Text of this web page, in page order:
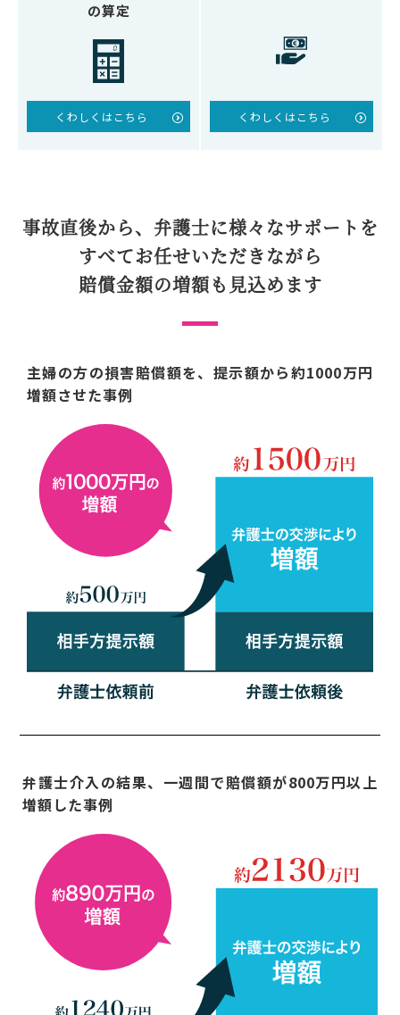
の算定
くわしくはこちら くわしくはこちら
事故直後から、弁護士に様々なサポートを
すべてお任せいただきながら
賠償金額の増額も見込めます
主婦の方の損害賠償額を、提示額から約1000万円
増額させた事例
弁護士介入の結果、一週間で賠償額が800万円以上
増額した事例